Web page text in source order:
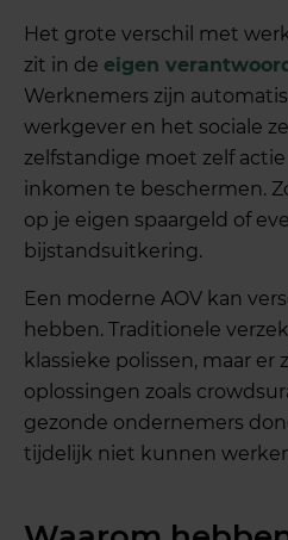
Het grote verschil met
zit in deeigen
Werknemers zijn
werkgever en het sociale
zelfstandige moet zelf
inkomen te beschermen.
op je eigen spaargeld of
bijstandsuitkering.
Een moderne AOV kan
hebben. Traditionele
klassieke polissen, maar er
oplossingen zoals
gezonde ondernemers
tijdelijk niet kunnen